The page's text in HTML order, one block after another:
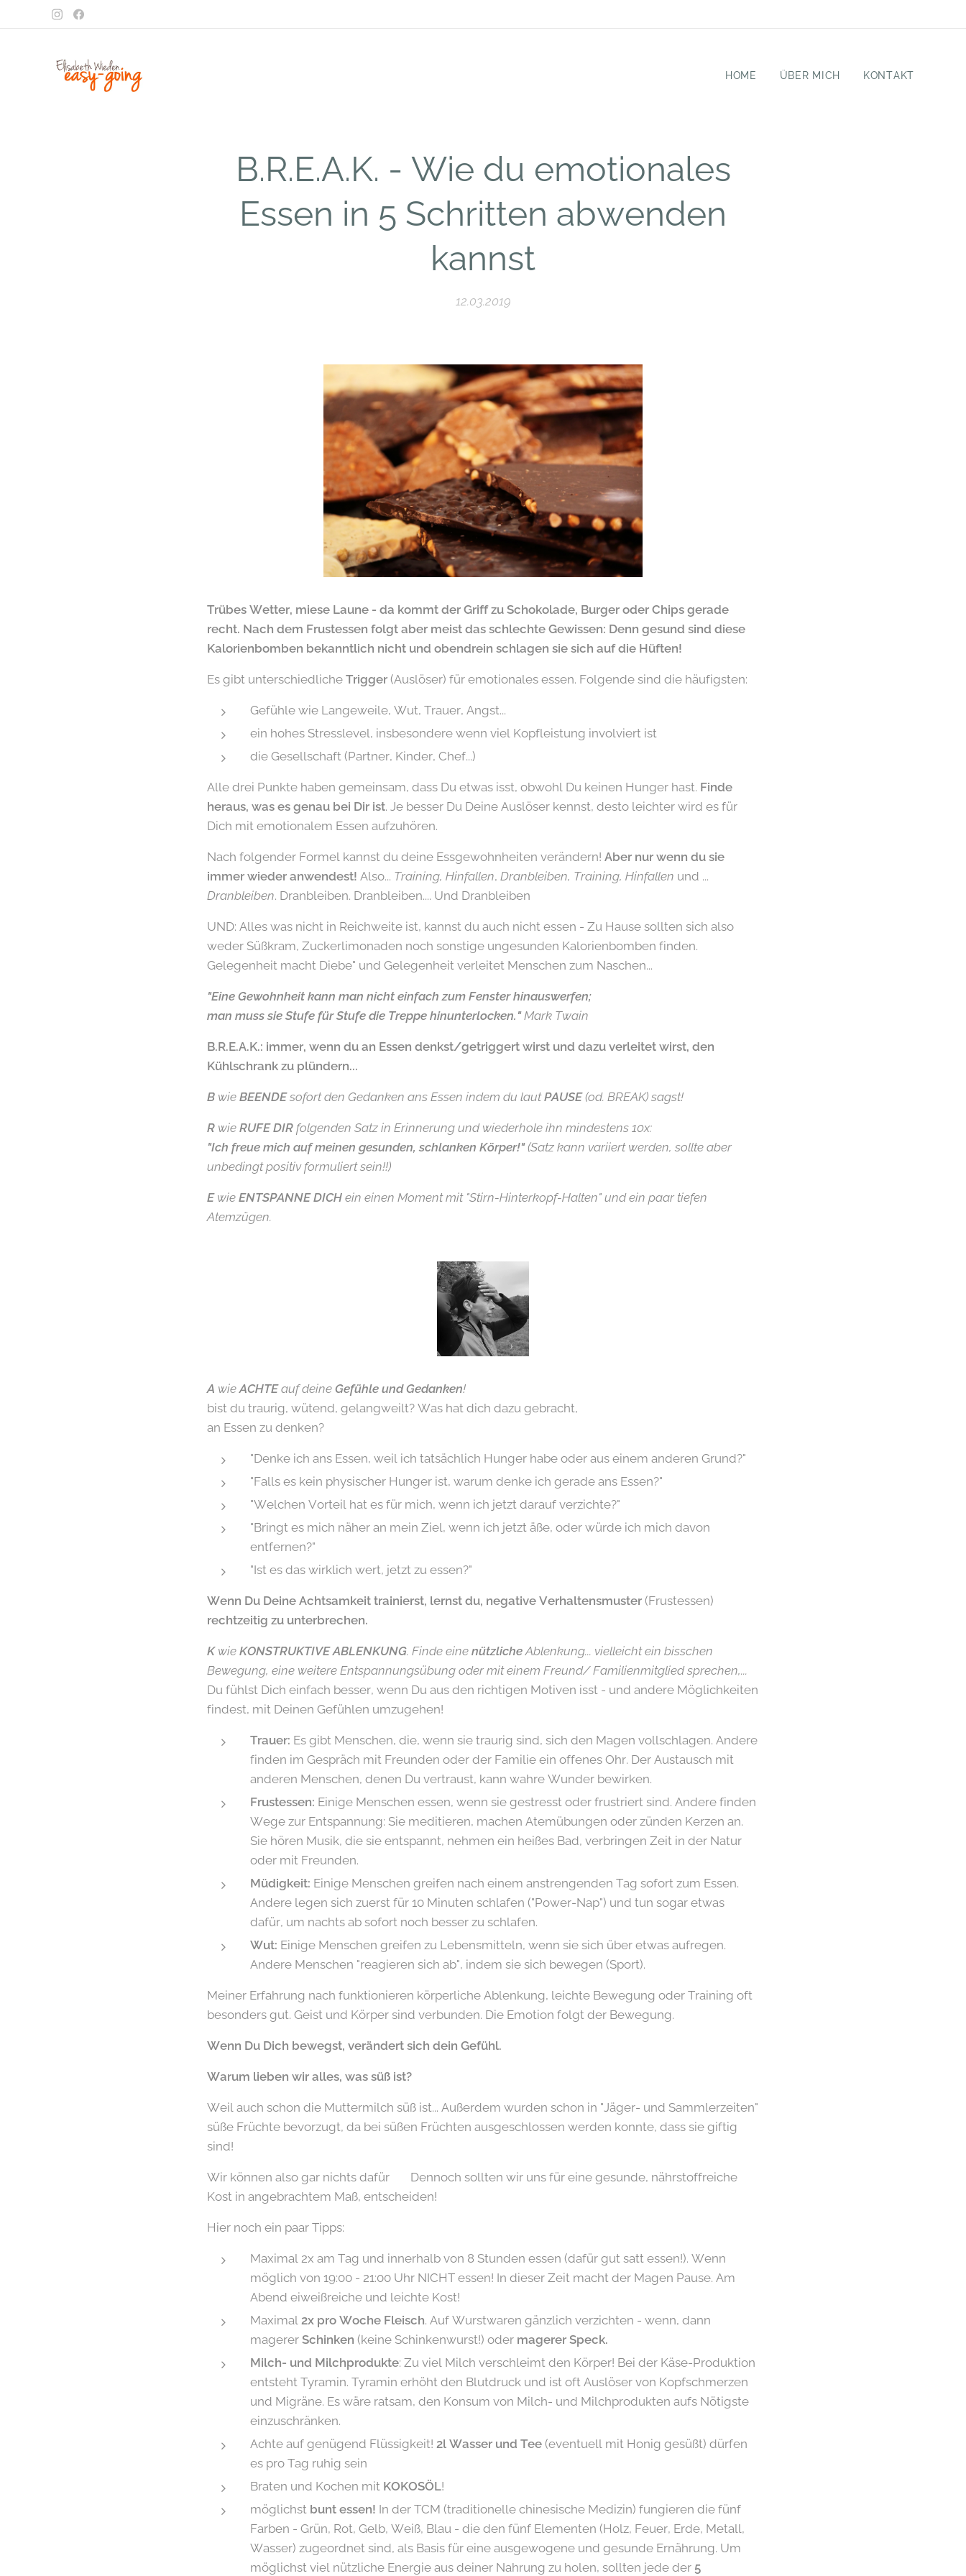
HOME ÜBER MICH KONTAKT
B.R.E.A.K. - Wie du emotionales
Essen in 5 Schritten abwenden
kannst
12.03.2019
Trübes Wetter, miese Laune - da kommt der Griff zu Schokolade, Burger oder Chips gerade
recht. Nach dem Frustessen folgt aber meist das schlechte Gewissen: Denn gesund sind diese
Kalorienbomben bekanntlich nicht und obendrein schlagen sie sich auf die Hüften!
Es gibt unterschiedliche Trigger (Auslöser) für emotionales essen. Folgende sind die häufigsten:
Gefühle wie Langeweile, Wut, Trauer, Angst...
ein hohes Stresslevel, insbesondere wenn viel Kopfleistung involviert ist
die Gesellschaft (Partner, Kinder, Chef...)
Alle drei Punkte haben gemeinsam, dass Du etwas isst, obwohl Du keinen Hunger hast. Finde
heraus, was es genau bei Dir ist. Je besser Du Deine Auslöser kennst, desto leichter wird es für
Dich mit emotionalem Essen aufzuhören.
Nach folgender Formel kannst du deine Essgewohnheiten verändern! Aber nur wenn du sie
immer wieder anwendest! Also... Training, Hinfallen, Dranbleiben, Training, Hinfallen und ...
Dranbleiben. Dranbleiben. Dranbleiben.... Und Dranbleiben
UND: Alles was nicht in Reichweite ist, kannst du auch nicht essen - Zu Hause sollten sich also
weder Süßkram, Zuckerlimonaden noch sonstige ungesunden Kalorienbomben finden.
Gelegenheit macht Diebe" und Gelegenheit verleitet Menschen zum Naschen...
"Eine Gewohnheit kann man nicht einfach zum Fenster hinauswerfen;
man muss sie Stufe für Stufe die Treppe hinunterlocken."Mark Twain
B.R.E.A.K.: immer, wenn du an Essen denkst/getriggert wirst und dazu verleitet wirst, den
Kühlschrank zu plündern...
B wie BEENDEsofort den Gedanken ans Essen indem du lautPAUSE(od. BREAK) sagst!
R wie RUFE DIRfolgenden Satz in Erinnerung und wiederhole ihn mindestens 10x:
"Ich freue mich auf meinen gesunden, schlanken Körper!"(Satz kann variiert werden, sollte aber
unbedingt positiv formuliert sein!!)
E wie ENTSPANNE DICHein einen Moment mit "Stirn-Hinterkopf-Halten" und ein paar tiefen
Atemzügen.
A wie ACHTEauf deine Gefühle und Gedanken!
bist du traurig, wütend, gelangweilt? Was hat dich dazu gebracht,
an Essen zu denken?
"Denke ich ans Essen, weil ich tatsächlich Hunger habe oder aus einem anderen Grund?"
"Falls es kein physischer Hunger ist, warum denke ich gerade ans Essen?"
"Welchen Vorteil hat es für mich, wenn ich jetzt darauf verzichte?"
"Bringt es mich näher an mein Ziel, wenn ich jetzt äße, oder würde ich mich davon
entfernen?"
"Ist es das wirklich wert, jetzt zu essen?"
Wenn Du Deine Achtsamkeit trainierst, lernst du, negative Verhaltensmuster(Frustessen)
rechtzeitig zu unterbrechen.
K wie KONSTRUKTIVE ABLENKUNG. Finde eine nützliche Ablenkung... vielleicht ein bisschen
Bewegung, eine weitere Entspannungsübung oder mit einem Freund/ Familienmitglied sprechen,...
Du fühlst Dich einfach besser, wenn Du aus den richtigen Motiven isst - und andere Möglichkeiten
findest, mit Deinen Gefühlen umzugehen!
Trauer: Es gibt Menschen, die, wenn sie traurig sind, sich den Magen vollschlagen. Andere
finden im Gespräch mit Freunden oder der Familie ein offenes Ohr. Der Austausch mit
anderen Menschen, denen Du vertraust, kann wahre Wunder bewirken.
Frustessen: Einige Menschen essen, wenn sie gestresst oder frustriert sind. Andere finden
Wege zur Entspannung: Sie meditieren, machen Atemübungen oder zünden Kerzen an.
Sie hören Musik, die sie entspannt, nehmen ein heißes Bad, verbringen Zeit in der Natur
oder mit Freunden.
Müdigkeit: Einige Menschen greifen nach einem anstrengenden Tag sofort zum Essen.
Andere legen sich zuerst für 10 Minuten schlafen ("Power-Nap") und tun sogar etwas
dafür, um nachts ab sofort noch besser zu schlafen.
Wut: Einige Menschen greifen zu Lebensmitteln, wenn sie sich über etwas aufregen.
Andere Menschen "reagieren sich ab", indem sie sich bewegen (Sport).
Meiner Erfahrung nach funktionieren körperliche Ablenkung, leichte Bewegung oder Training oft
besonders gut. Geist und Körper sind verbunden. Die Emotion folgt der Bewegung.
Wenn Du Dich bewegst, verändert sich dein Gefühl.
Warum lieben wir alles, was süß ist?
Weil auch schon die Muttermilch süß ist... Außerdem wurden schon in "Jäger- und Sammlerzeiten"
süße Früchte bevorzugt, da bei süßen Früchten ausgeschlossen werden konnte, dass sie giftig
sind!
Wir können also gar nichts dafür 😉 Dennoch sollten wir uns für eine gesunde, nährstoffreiche
Kost in angebrachtem Maß, entscheiden!
Hier noch ein paar Tipps:
Maximal 2x am Tag und innerhalb von 8 Stunden essen (dafür gut satt essen!). Wenn
möglich von 19:00 - 21:00 Uhr NICHT essen! In dieser Zeit macht der Magen Pause. Am
Abend eiweißreiche und leichte Kost!
Maximal 2x pro Woche Fleisch. Auf Wurstwaren gänzlich verzichten - wenn, dann
magerer Schinken (keine Schinkenwurst!) odermagerer Speck.
Milch- und Milchprodukte: Zu viel Milch verschleimt den Körper! Bei der Käse-Produktion
entsteht Tyramin. Tyramin erhöht den Blutdruck und ist oft Auslöser von Kopfschmerzen
und Migräne. Es wäre ratsam, den Konsum von Milch- und Milchprodukten aufs Nötigste
einzuschränken.
Achte auf genügend Flüssigkeit! 2l Wasser und Tee(eventuell mit Honig gesüßt) dürfen
es pro Tag ruhig sein
Braten und Kochen mit KOKOSÖL!
möglichst bunt essen! In der TCM (traditionelle chinesische Medizin) fungieren die fünf
Farben - Grün, Rot, Gelb, Weiß, Blau - die den fünf Elementen (Holz, Feuer, Erde, Metall,
Wasser) zugeordnet sind, als Basis für eine ausgewogene und gesunde Ernährung. Um
möglichst viel nützliche Energie aus deiner Nahrung zu holen, sollten jede der 5